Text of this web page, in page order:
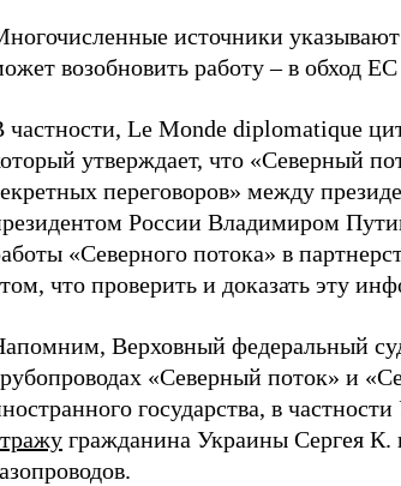
источники
возобновить работу – в обход
частности, Le Monde diplomatique
утверждает, что «Северный
переговоров» между
России Владимиром
«Северного потока» в
что проверить и доказать эту
Верховный федеральный
«Северный поток» и
государства, в
гражданина Украины Сергея К.